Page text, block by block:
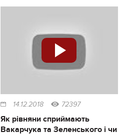
14.12.2018 72397
Як рівняни сприймають
Вакарчука та Зеленського і чи